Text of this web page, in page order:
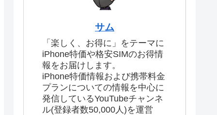
サム
「楽しく、お得に」をテーマに
iPhone特価や格安SIMのお得情
報をお届けします。
iPhone特価情報および携帯料金
プランについての情報を中心に
発信しているYouTubeチャンネ
ル(登録者数50,000人)を運営